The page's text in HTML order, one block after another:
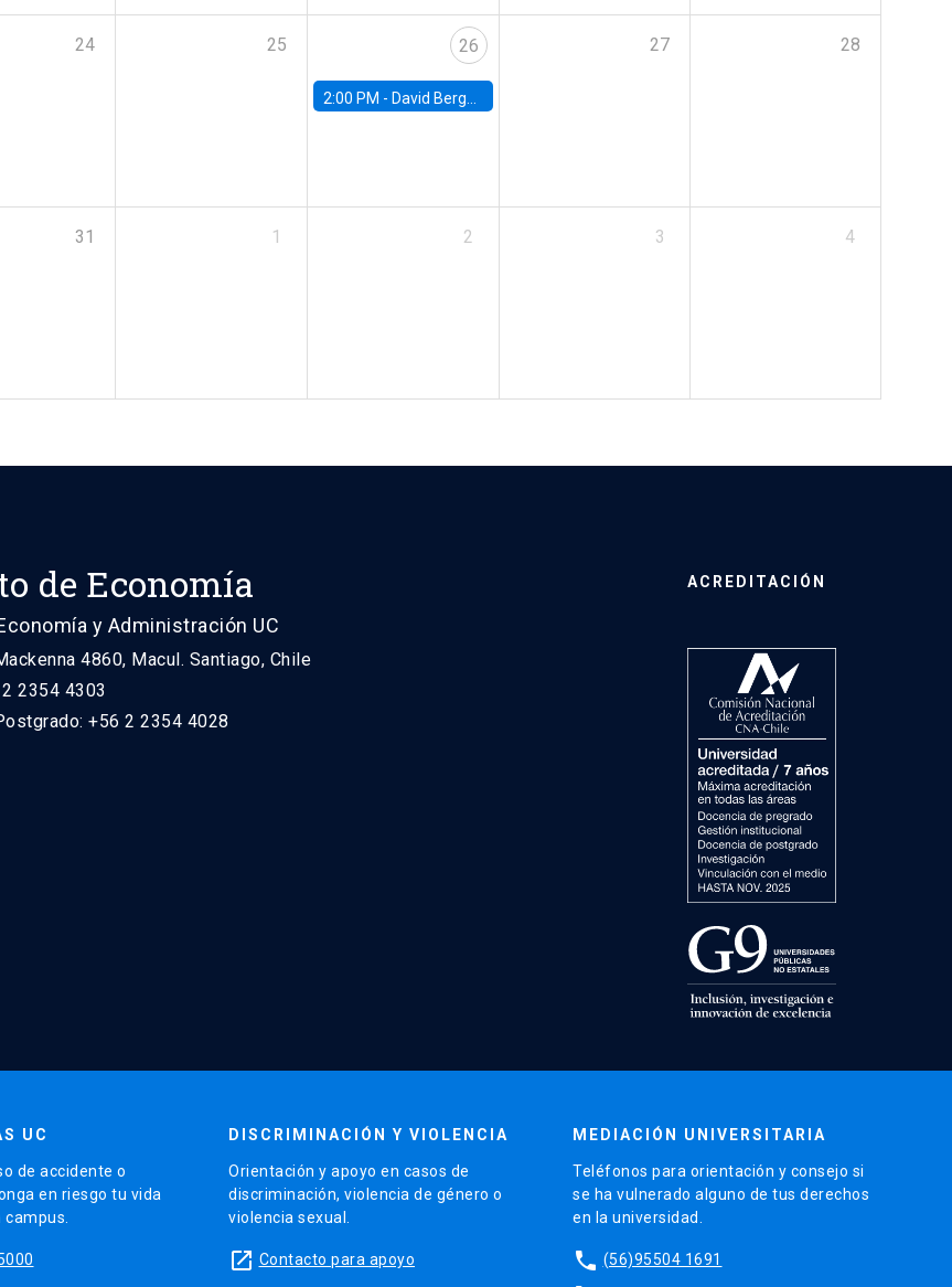
24 25 26
2:00 PM - David Berger, Duke
27 28
31 1 2 3 4
de Economía
y Administración UC
4860, Macul. Santiago, Chile
2354 4303
+56 2 2354 4028
ACREDITACIÓN
UC
de accidente o
en riesgo tu vida
DISCRIMINACIÓN Y VIOLENCIA
Orientación y apoyo en casos de
discriminación, violencia de género o
violencia sexual.
launch Contacto para apoyo
MEDIACIÓN UNIVERSITARIA
Teléfonos para orientación y consejo si
se ha vulnerado alguno de tus derechos
en la universidad.
phone (56)95504 1691